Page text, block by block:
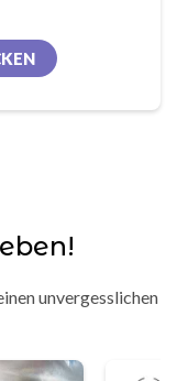
unvergesslichen